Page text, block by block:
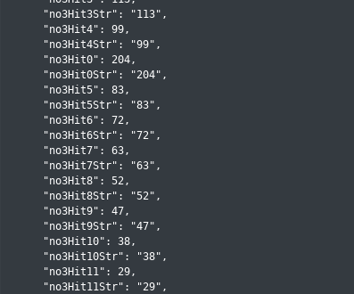
    "no3Hit3Str": "113",
    "no3Hit4": 99,
    "no3Hit4Str": "99",
    "no3Hit0": 204,
    "no3Hit0Str": "204",
    "no3Hit5": 83,
    "no3Hit5Str": "83",
    "no3Hit6": 72,
    "no3Hit6Str": "72",
    "no3Hit7": 63,
    "no3Hit7Str": "63",
    "no3Hit8": 52,
    "no3Hit8Str": "52",
    "no3Hit9": 47,
    "no3Hit9Str": "47",
    "no3Hit10": 38,
    "no3Hit10Str": "38",
    "no3Hit11": 29,
    "no3Hit11Str": "29",